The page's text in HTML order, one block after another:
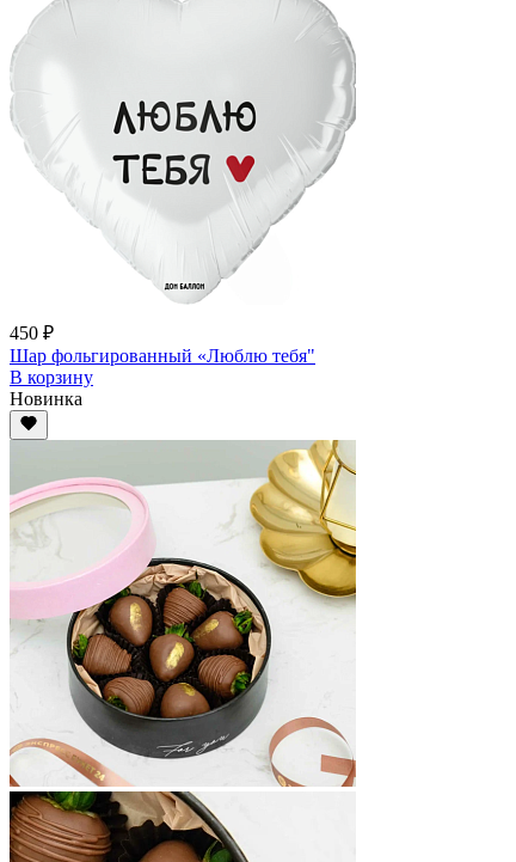
450 ₽
Шар фольгированный «Люблю тебя"
В корзину
Новинка